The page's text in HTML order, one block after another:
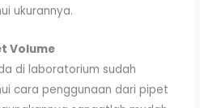
ukurannya.
Volume
di laboratorium sudah
cara penggunaan dari pipet